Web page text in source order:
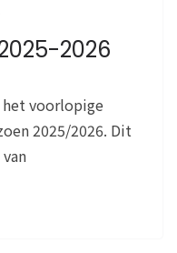
2026
voorlopige
2025/2026. Dit